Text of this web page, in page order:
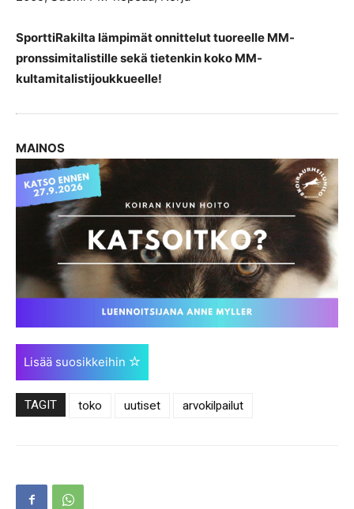
SporttiRakilta lämpimät onnittelut tuoreelle MM-
pronssimitalistille sekä tietenkin koko MM-
kultamitalistijoukkueelle!
MAINOS
Lisää suosikkeihin
TAGIT toko uutiset arvokilpailut